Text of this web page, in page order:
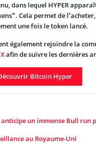
dans lequel HYPER
Cela permet de
une fois le token lancé.
également rejoindre la
Xafin de suivre les dernières
Bitcoin Hyper
un immense Bull run
au Royaume-Uni